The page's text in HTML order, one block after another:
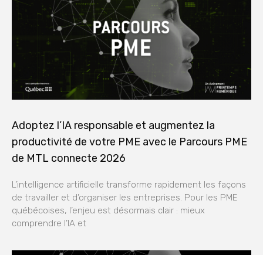
Adoptez l’IA responsable et augmentez la
productivité de votre PME avec le Parcours PME
de MTL connecte 2026
L’intelligence artificielle transforme rapidement les façons
de travailler et d’organiser les entreprises. Pour les PME
québécoises, l’enjeu est désormais clair : mieux
comprendre l’IA et